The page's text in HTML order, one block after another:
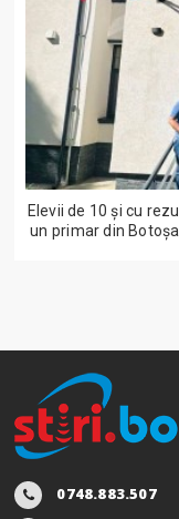
Elevii de 10 și cu
un primar din
0748.883.507